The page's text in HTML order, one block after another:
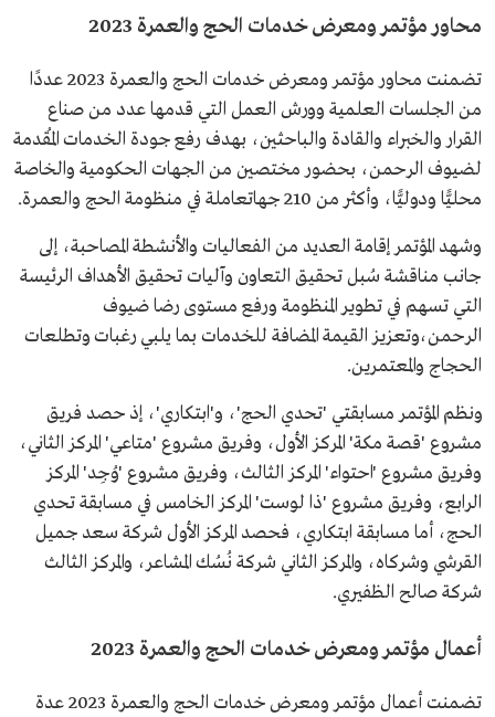
محاور مؤتمر ومعرض خدمات الحج والعمرة 2023
تضمنت محاور مؤتمر ومعرض خدمات الحج والعمرة 2023 عددًا
من الجلسات العلمية وورش العمل التي قدمها عدد من صناع
القرار والخبراء والقادة والباحثين، بهدف رفع جودة الخدمات المُقدمة
لضيوف الرحمن، بحضور مختصين من الجهات الحكومية والخاصة
محليًّا ودوليًّا، وأكثر من 210 جهاتعاملة في منظومة الحج والعمرة.
وشهد المؤتمر إقامة العديد من الفعاليات والأنشطة المصاحبة، إلى
جانب مناقشة سُبل تحقيق التعاون وآليات تحقيق الأهداف الرئيسة
التي تسهم في تطوير المنظومة ورفع مستوى رضا ضيوف
الرحمن،وتعزيز القيمة المضافة للخدمات بما يلبي رغبات وتطلعات
الحجاج والمعتمرين.
ونظم المؤتمر مسابقتي 'تحدي الحج'، و'ابتكاري'، إذ حصد فريق
مشروع 'قصة مكة' المركز الأول، وفريق مشروع 'متاعي' المركز الثاني،
وفريق مشروع 'احتواء' المركز الثالث، وفريق مشروع 'وُجِد' المركز
الرابع، وفريق مشروع 'ذا لوست' المركز الخامس في مسابقة تحدي
الحج، أما مسابقة ابتكاري، فحصد المركز الأول شركة سعد جميل
القرشي وشركاه، والمركز الثاني شركة نُسُك المشاعر، والمركز الثالث
شركة صالح الظفيري.
أعمال مؤتمر ومعرض خدمات الحج والعمرة 2023
تضمنت أعمال مؤتمر ومعرض خدمات الحج والعمرة 2023 عدة